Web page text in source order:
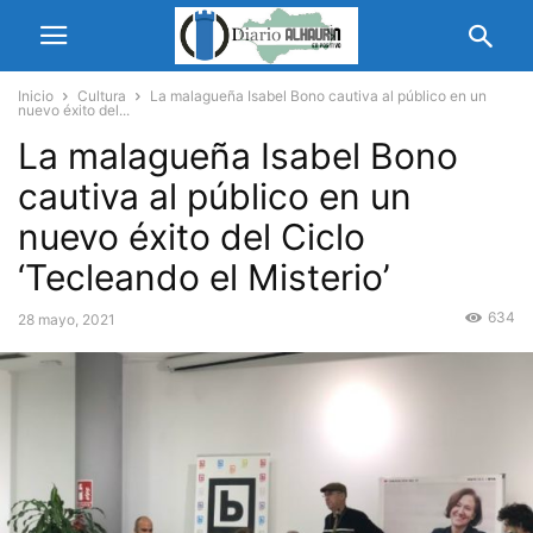
Inicio Cultura
La malagueña Isabel Bono cautiva al público en un
nuevo éxito del...
La malagueña Isabel Bono
cautiva al público en un
nuevo éxito del Ciclo
‘Tecleando el Misterio’
28 mayo, 2021 634